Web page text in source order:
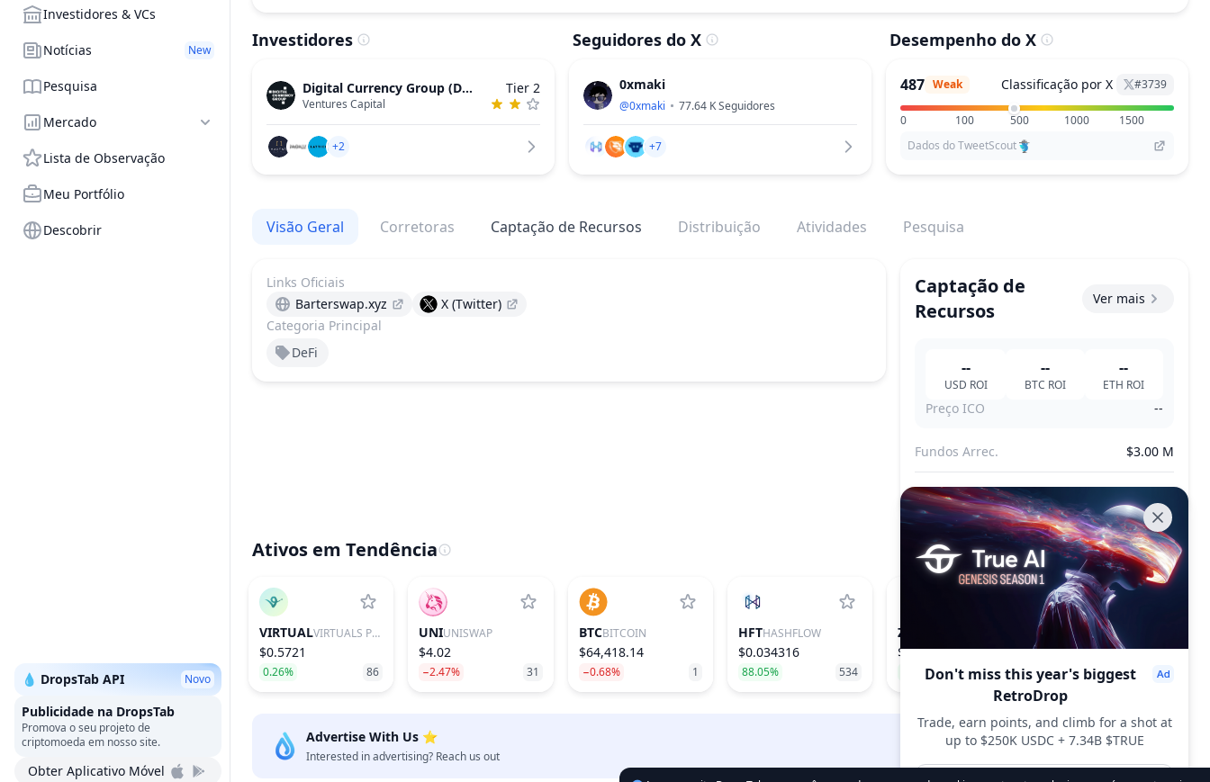
Investidores & VCs
Notícias New
Pesquisa
Mercado
Lista de Observação
Meu Portfólio
Descobrir
💧 DropsTab API Novo
Publicidade na DropsTab
Promova o seu projeto de
criptomoeda em nosso site.
Obter Aplicativo Móvel
Investidores
Digital Currency Group (DCG)
Ventures Capital
Tier 2
+2
Seguidores do X
0xmaki
@0xmaki 77.64 KSeguidores
+7
Desempenho do X
487 Weak Classificação por X #3739
0 100 500 1000
1500
Dados do TweetScout
Visão Geral Corretoras Captação de Recursos Distribuição Atividades Pesquisa
Captação de
Recursos
Ver mais
--
USD ROI
--
BTC ROI
--
ETH ROI
Preço ICO --
Fundos Arrec. $3.00 M
Tokens Vendidos --
Categoria Principal
DeFi
Links Oficiais
Barterswap.xyz
X (Twitter)
Ativos em Tendência
VIRTUAL VIRTUALS PROTOCOL
$0.5721
0.26% 86
UNIUNISWAP
$4.02
−2.47% 31
BTCBITCOIN
$64,418.14
−0.68% 1
HFTHASHFLOW
$0.034316
88.05% 534
ZK
$0.00806
1.63% 238
Advertise With Us ⭐️
Interested in advertising? Reach us out DropsTab.com
Don't miss this year's biggest
RetroDrop
Trade, earn points, and climb for a shot at
up to $250K USDC + 7.34B $TRUE